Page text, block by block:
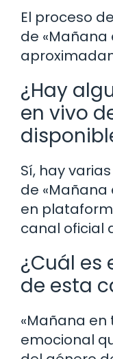
El proceso
de «Mañana
¿Hay
en vivo
Sí, hay
de «Mañana
en
canal oficial
¿Cuál es
de esta
«Mañana en
emocional